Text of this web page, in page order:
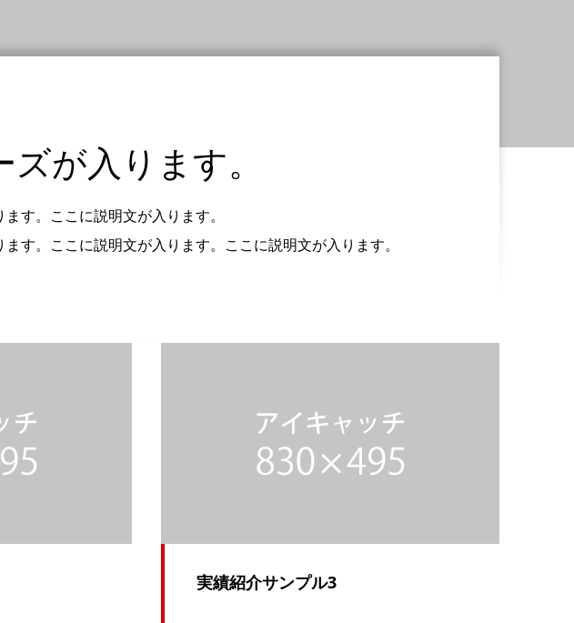
が入ります。
す。ここに説明文が入ります。
す。ここに説明文が入ります。ここに説明文が入ります。
実績紹介サンプル3